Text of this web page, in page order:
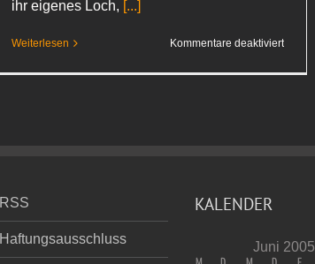
ihr eigenes Loch, [...]
Weiterlesen Kommentare deaktiviertfür
RSS
Haftungsausschluss
KALENDER
Juni 2005